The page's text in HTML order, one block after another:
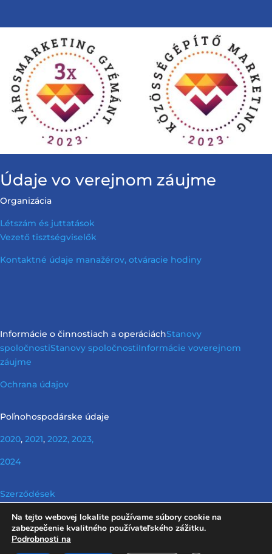
Údaje vo verejnom záujme
Organizácia
Létszám és juttatások
Vezető tisztségviselők
Kontaktné údaje manažérov, otváracie hodiny
Informácie o činnostiach a operáciáchStanovy
spoločnostiStanovy spoločnostiInformácie voverejnom
záujme
Ochrana údajov
Poľnohospodárske údaje
2020, 2021, 2022, 2023,
2024
Szerződések
Nerelevantné informácie podľa požiadaviek Info tv.
Na tejto webovej lokalite používame súbory cookie na
zabezpečenie kvalitného používateľského zážitku.
Podrobnosti na